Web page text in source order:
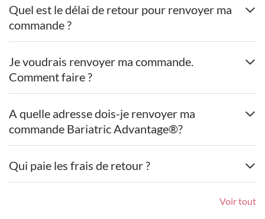
Quel est le délai de retour pour renvoyer ma
commande ?
Je voudrais renvoyer ma commande.
Comment faire ?
A quelle adresse dois-je renvoyer ma
commande Bariatric Advantage®?
Qui paie les frais de retour ?
Voir tout